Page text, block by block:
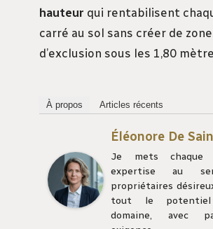
hauteur qui rentabilisent
carré au sol sans créer de
d’exclusion sous les 1,80
À propos Articles récents
Éléonore De
Je mets chaque
expertise au
propriétaires
tout le
domaine, avec